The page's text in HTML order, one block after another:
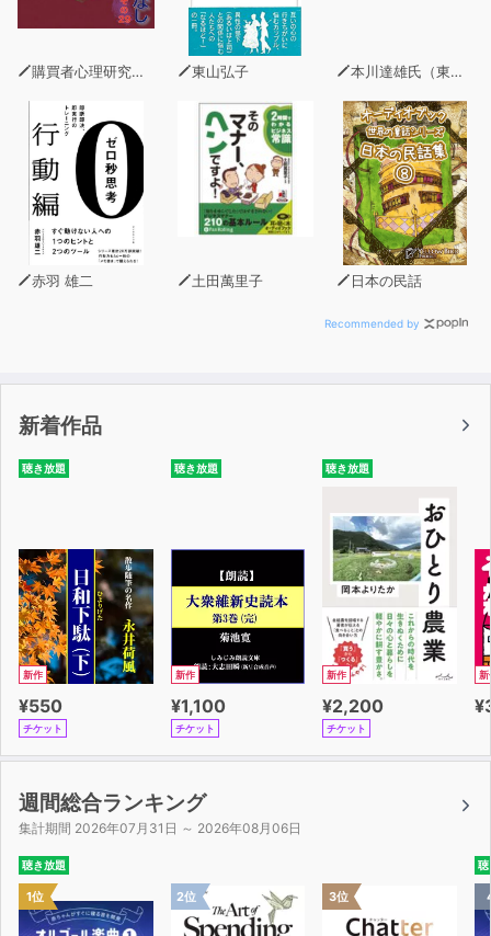
購買者心理研究所 株式会社モデンナ 顧問 青木幹和 東山弘子 本川達雄氏（東京工業大学名誉教授）
赤羽 雄二 土田萬里子 日本の民話
Recommended by
新着作品
聴き放題
新作
¥550
チケット
聴き放題
新作
¥1,100
チケット
聴き放題
新作
¥2,200
チケット
新
週間総合ランキング
集計期間 2026年07月31日 ～ 2026年08月06日
聴き放題
1位 2位 3位
聴